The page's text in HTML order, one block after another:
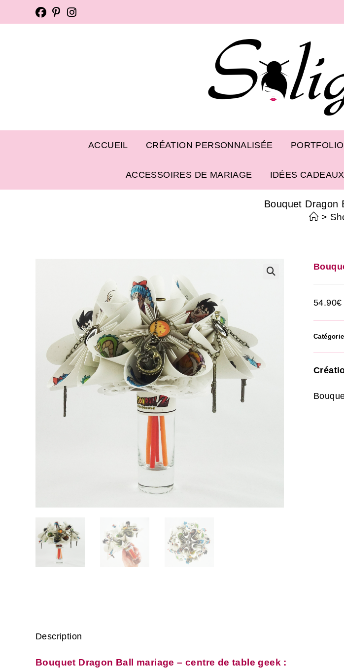
ACCUEIL CRÉATION PERSONNALISÉE PORTFOLIO
ACCESSOIRES DE MARIAGE IDÉES
Bouquet Dragon
>
54.90€
Description
Bouquet Dragon Ball mariage – centre de table geek :